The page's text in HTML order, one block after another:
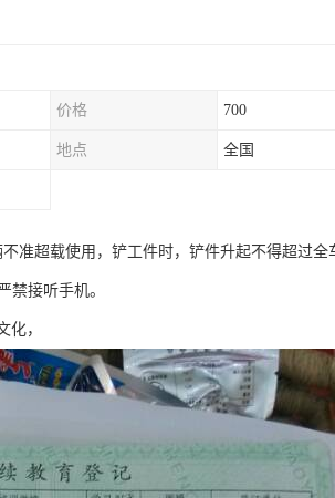
价格 700
地点 全国
准超载使用，铲工件时，铲件升起不得超过全
禁接听手机。
化，